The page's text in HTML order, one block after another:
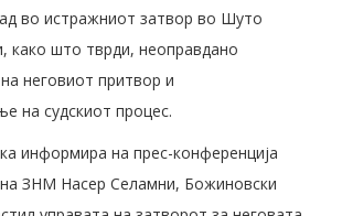
во истражниот затвор во Шуто
како што тврди, неоправдано
неговиот притвор и
на судскиот процес.
информира на прес-конференција
ЗНМ Насер Селамни, Божиновски